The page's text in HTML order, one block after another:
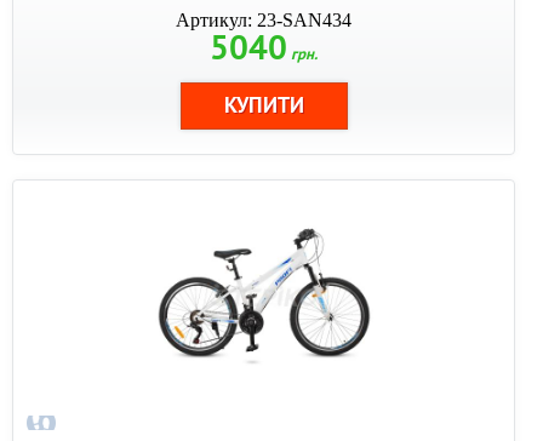
Артикул: 23-SAN434
5040 грн.